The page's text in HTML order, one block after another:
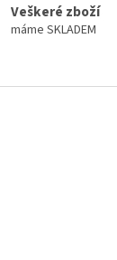
Veškeré zboží
máme SKLADEM